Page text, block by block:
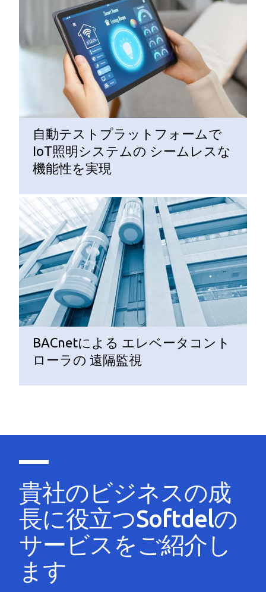
自動テストプラットフォームで
IoT照明システムの シームレスな
機能性を実現
BACnetによる エレベータコント
ローラの 遠隔監視
貴社のビジネスの成
長に役立つSoftdelの
サービスをご紹介し
ます